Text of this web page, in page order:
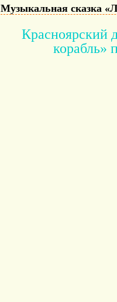
Музыкальная сказка
Красноярский
корабль»